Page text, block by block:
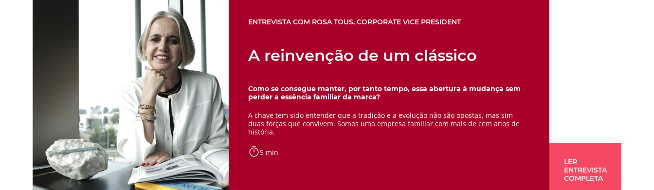
ENTREVISTA COM ROSA TOUS, CORPORATE VICE PRESIDENT
A reinvenção de um clássico
Como se consegue manter, por tanto tempo, essa abertura à mudança sem
perder a essência familiar da marca?
A chave tem sido entender que a tradição e a evolução não são opostas, mas sim
duas forças que convivem. Somos uma empresa familiar com mais de cem anos de
história.
5 min
LER
ENTREVISTA
COMPLETA